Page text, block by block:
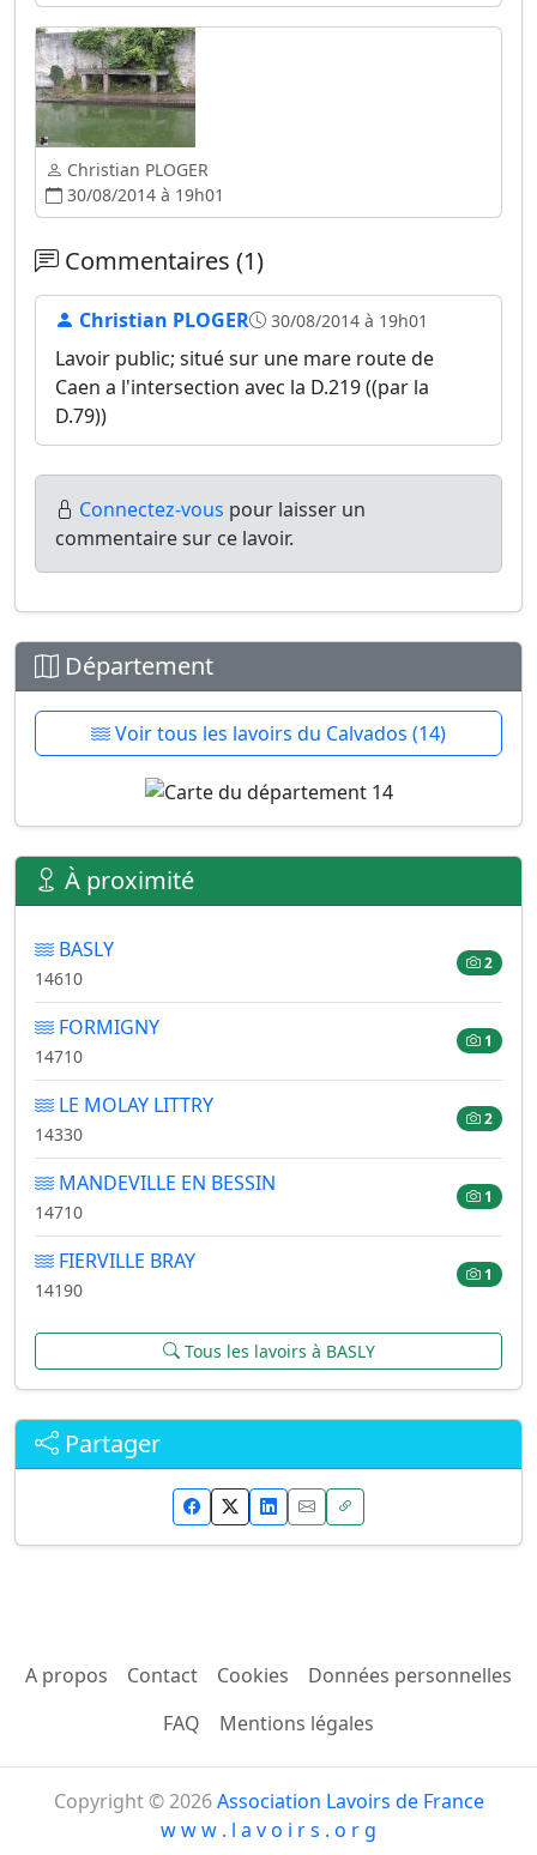
Christian PLOGER
30/08/2014 à 19h01
Commentaires (1)
Christian PLOGER 30/08/2014 à 19h01
Lavoir public; situé sur une mare route de
Caen a l'intersection avec la D.219 ((par la
D.79))
Connectez-vous pour laisser un
commentaire sur ce lavoir.
Département
Voir tous les lavoirs du Calvados (14)
À proximité
BASLY
14610
2
FORMIGNY
14710
1
LE MOLAY LITTRY
14330
2
MANDEVILLE EN BESSIN
14710
1
FIERVILLE BRAY
14190
1
Tous les lavoirs à BASLY
Partager
A propos Contact Cookies
Données personnelles
FAQ
Mentions légales
Copyright © 2026Association Lavoirs de France
w w w . l a v o i r s . o r g